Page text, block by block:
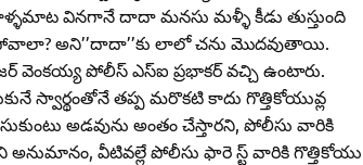
వాళ్ళమాట వినగానే దాదా మనసు మళ్ళీ కీడు తుస్తుంది
అని’’దాదా’’కు లాలో చను మొదవుతాయి.
వెంకయ్య పోలీస్‌ ఎస్‌ఐ ప్రభాకర్‌ వచ్చి ఉంటారు.
స్వార్థంతోనే తప్ప మరొకటి కాదు గొత్తికోయువ్ల
అడవును అంతం చేస్తారని, పోలీసు వారికి
వీటివల్లే పోలీసు ఫారె స్ట్‌ వారికి గొత్తికోయు